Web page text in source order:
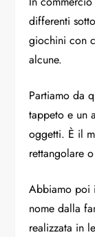
differenti
giochini con
alcune.
Partiamo da
tappeto e un
oggetti. È il
rettangolare
Abbiamo poi
nome dalla
realizzata in